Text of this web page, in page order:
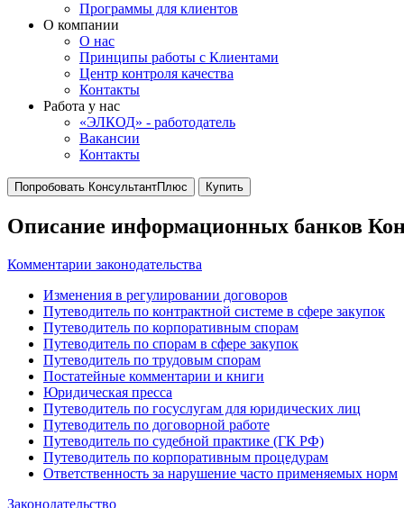
Программы для клиентов
О компании
О нас
Принципы работы с Клиентами
Центр контроля качества
Контакты
Работа у нас
«ЭЛКОД» - работодатель
Вакансии
Контакты
Попробовать КонсультантПлюс Купить
Описание информационных банков
Комментарии законодательства
Изменения в регулировании договоров
Путеводитель по контрактной системе в сфере закупок
Путеводитель по корпоративным спорам
Путеводитель по спорам в сфере закупок
Путеводитель по трудовым спорам
Постатейные комментарии и книги
Юридическая пресса
Путеводитель по госуслугам для юридических лиц
Путеводитель по договорной работе
Путеводитель по судебной практике (ГК РФ)
Путеводитель по корпоративным процедурам
Ответственность за нарушение часто применяемых норм
Законодательство